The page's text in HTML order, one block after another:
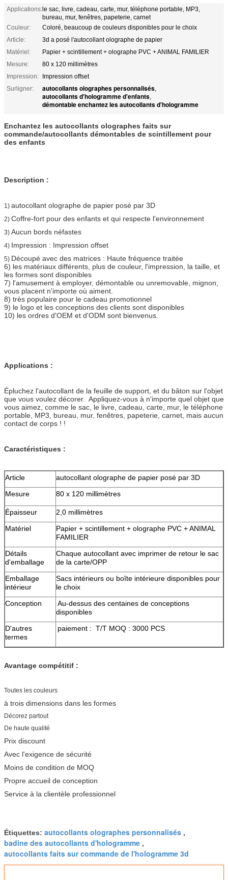
Applications:le sac, livre, cadeau, carte, mur, téléphone portable, MP3,
bureau, mur, fenêtres, papeterie, carnet
Couleur:
Coloré, beaucoup de couleurs disponibles pour le choix
Article:
3d a posé l'autocollant olographe de papier
Matériel:
Papier + scintillement + olographe PVC + ANIMAL FAMILIER
Mesure:
80 x 120 millimètres
Impression: Impression offset
Surligner:
autocollants olographes personnalisés,
autocollants d'hologramme d'enfants,
démontable enchantez les autocollants d'hologramme
Enchantez les autocollants olographes faits sur
commande/autocollants démontables de scintillement pour
des enfants
Description :
1) autocollant olographe de papier posé par 3D
2) Coffre-fort pour des enfants et qui respecte l'environnement
3) Aucun bords néfastes
4) Impression : Impression offset
5) Découpé avec des matrices : Haute fréquence traitée
6) les matériaux différents, plus de couleur, l'impression, la taille, et
les formes sont disponibles
7) l'amusement à employer, démontable ou unremovable, mignon,
vous placent n'importe où aiment.
8) très populaire pour le cadeau promotionnel
9) le logo et les conceptions des clients sont disponibles
10) les ordres d'OEM et d'ODM sont bienvenus.
Applications :
Épluchez l'autocollant de la feuille de support, et du bâton sur l'objet
que vous voulez décorer. Appliquez-vous à n'importe quel objet que
vous aimez, comme le sac, le livre, cadeau, carte, mur, le téléphone
portable, MP3, bureau, mur, fenêtres, papeterie, carnet, mais aucun
contact de corps ! !
Caractéristiques :
Article
autocollant olographe de papier posé par 3D
Mesure
80 x 120 millimètres
Épaisseur
2,0 millimètres
Matériel
Papier + scintillement + olographe PVC + ANIMAL
FAMILIER
Détails
d'emballage
Chaque autocollant avec imprimer de retour le sac
de la carte/OPP
Emballage
intérieur
Sacs intérieurs ou boîte intérieure disponibles pour
le choix
Conception
Au-dessus des centaines de conceptions
disponibles
D'autres
termes
paiement : T/T MOQ : 3000 PCS
Avantage compétitif :
Toutes les couleurs
à trois dimensions dans les formes
Décorez partout
De haute qualité
Prix discount
Avec l'exigence de sécurité
Moins de condition de MOQ
Propre accueil de conception
Service à la clientèle professionnel
Étiquettes: autocollants olographes personnalisés ,
badine des autocollants d'hologramme ,
autocollants faits sur commande de l'hologramme 3d